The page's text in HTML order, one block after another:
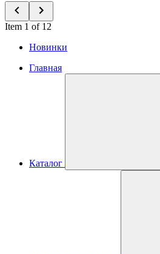
Item 1 of 12
Новинки
Главная
Каталог